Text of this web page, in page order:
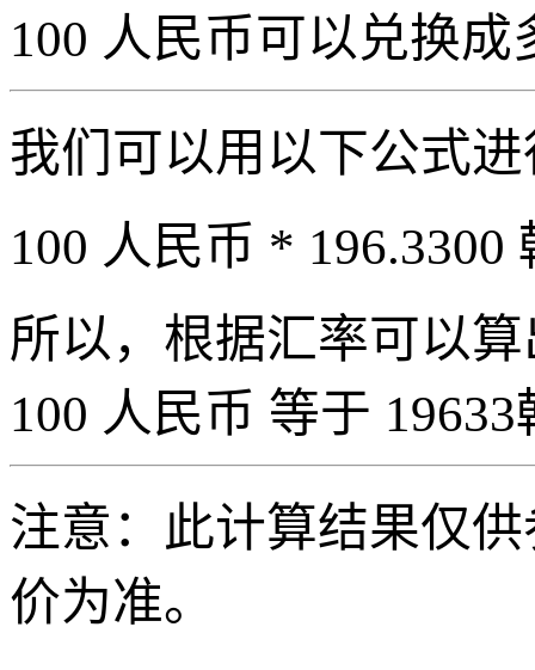
100 人民币可以兑换成
我们可以用以下公式
100 人民币 * 196.3300
所以，根据汇率可以
100 人民币 等于
注意：此计算结果仅
价为准。